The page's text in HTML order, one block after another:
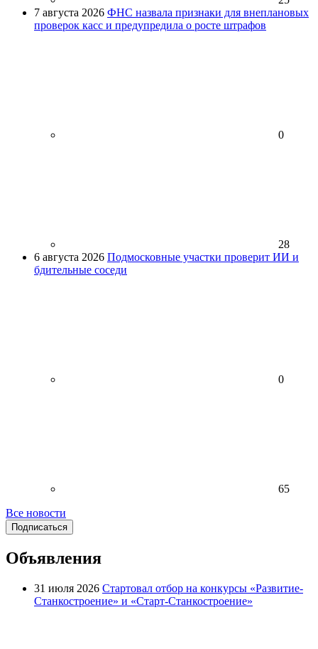
7 августа 2026 ФНС назвала признаки для внеплановых
проверок касс и предупредила о росте штрафов
0
28
6 августа 2026 Подмосковные участки проверит ИИ и
бдительные соседи
0
65
Все новости
Подписаться
Объявления
31 июля 2026 Стартовал отбор на конкурсы «Развитие-
Станкостроение» и «Старт-Станкостроение»